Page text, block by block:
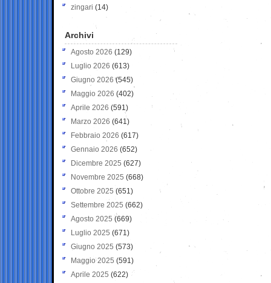
zingari (14)
Archivi
Agosto 2026 (129)
Luglio 2026 (613)
Giugno 2026 (545)
Maggio 2026 (402)
Aprile 2026 (591)
Marzo 2026 (641)
Febbraio 2026 (617)
Gennaio 2026 (652)
Dicembre 2025 (627)
Novembre 2025 (668)
Ottobre 2025 (651)
Settembre 2025 (662)
Agosto 2025 (669)
Luglio 2025 (671)
Giugno 2025 (573)
Maggio 2025 (591)
Aprile 2025 (622)